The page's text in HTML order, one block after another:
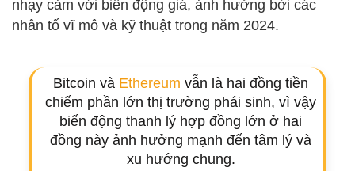
nhạy cảm với biến động giá, ảnh hưởng bởi các
nhân tố vĩ mô và kỹ thuật trong năm 2024.
Bitcoin và Ethereum vẫn là hai đồng tiền
chiếm phần lớn thị trường phái sinh, vì vậy
biến động thanh lý hợp đồng lớn ở hai
đồng này ảnh hưởng mạnh đến tâm lý và
xu hướng chung.